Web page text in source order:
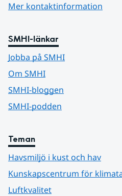
Mer kontaktinformation
SMHI-länkar
Jobba på SMHI
Om SMHI
SMHI-bloggen
SMHI-podden
Teman
Havsmiljö i kust och hav
Kunskapscentrum för
Luftkvalitet